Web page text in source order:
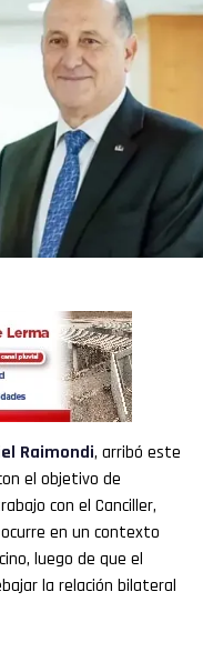
Raimondi, arribó este
el objetivo de
con el Canciller,
en un contexto
luego de que el
la relación bilateral